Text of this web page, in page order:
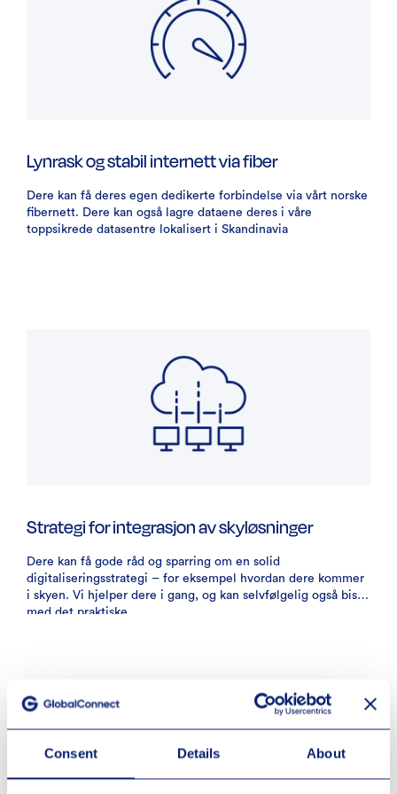
Consent Details About
Lynrask og stabil internett via fiber
Dere kan få deres egen dedikerte forbindelse via vårt norske
fibernett. Dere kan også lagre dataene deres i våre
toppsikrede datasentre lokalisert i Skandinavia
Strategi for integrasjon av skyløsninger
Dere kan få gode råd og sparring om en solid
digitaliseringsstrategi – for eksempel hvordan dere kommer
i skyen. Vi hjelper dere i gang, og kan selvfølgelig også bistå
med det praktiske.